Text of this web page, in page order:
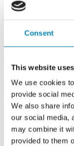
Consent
This website
We use cookies
provide social
We also share
our social media,
may combine it
provided to them
Trend®
Skydedørsskab,
Skydedøre i Slim-